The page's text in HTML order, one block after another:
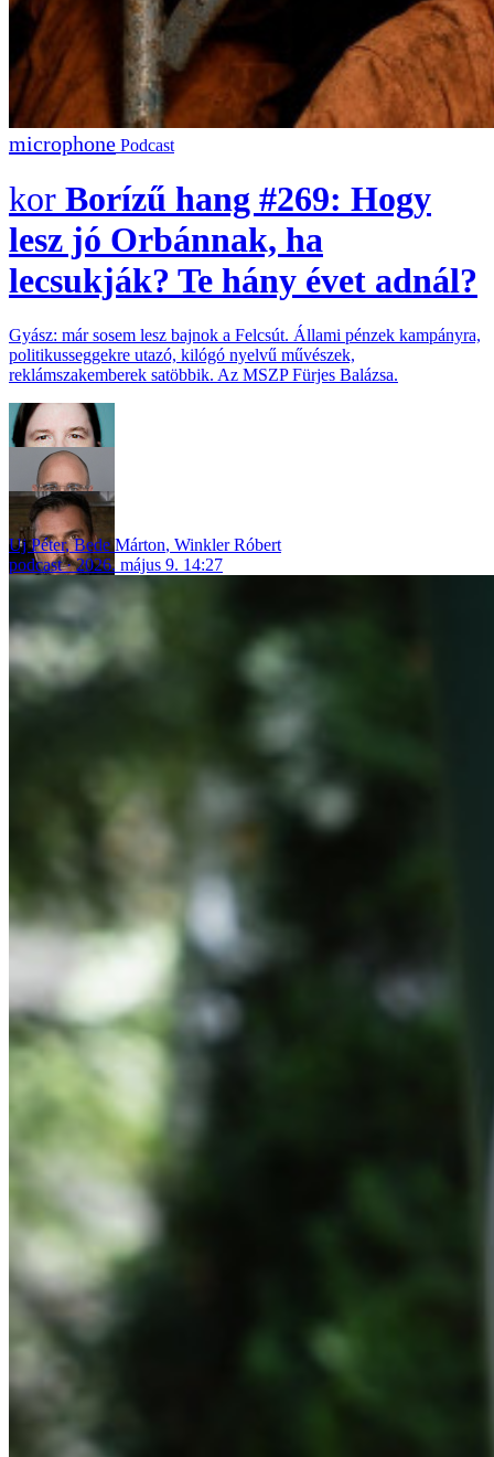
Podcast
Borízű hang #269: Hogy
lesz jó Orbánnak, ha
lecsukják? Te hány évet adnál?
Gyász: már sosem lesz bajnok a Felcsút. Állami pénzek kampányra,
politikusseggekre utazó, kilógó nyelvű művészek,
reklámszakemberek satöbbik. Az MSZP Fürjes Balázsa.
Uj Péter,Bede Márton, Winkler Róbert
podcast
2026. május 9. 14:27